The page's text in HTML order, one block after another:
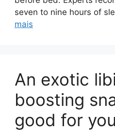
seven to nine hours of
mais
An exotic
boosting
good for